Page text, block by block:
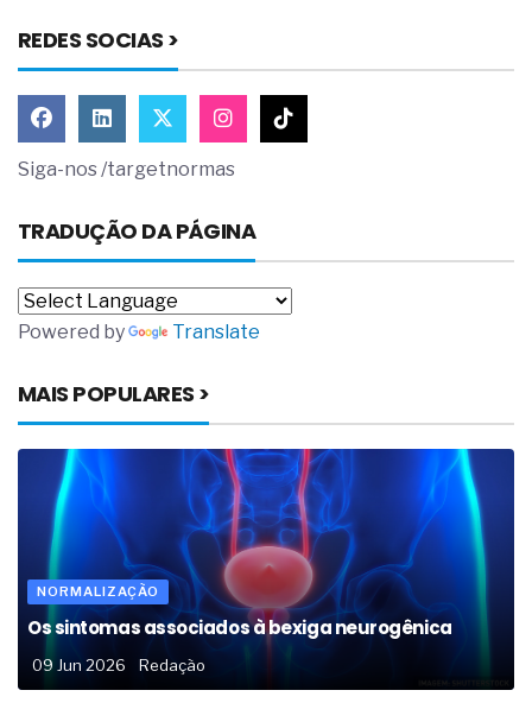
REDES SOCIAS >
Siga-nos /targetnormas
TRADUÇÃO DA PÁGINA
Powered by Translate
MAIS POPULARES >
NORMALIZAÇÃO
Os sintomas associados à bexiga neurogênica
09 Jun 2026 Redação